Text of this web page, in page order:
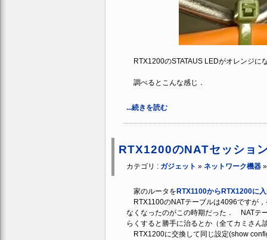
RTX1200のSTATAUS LEDがオレンジに
調べるとこんな感じ．
...続きを読む
RTX1200のNATセッショ
カテゴリ : ガジェット » ネットワーク機器
家のルータを RTX1100からRTX1200に
RTX1100のNATテーブルは4096ですが
なくなったのがこの時期だった． NATテ
らくすると勝手に治るとか（全てカミさん
RTX1200に交換して同じ設定(show